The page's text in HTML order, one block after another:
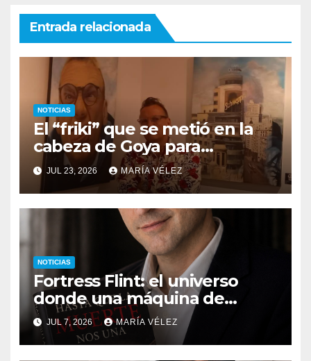
Entrada relacionada
NOTICIAS
El “friki” que se metió en la
cabeza de Goya para
descubrir qué esconden sus
monstruos
JUL 23, 2026 MARÍA VÉLEZ
NOTICIAS
Fortress Flint: el universo
donde una máquina de
escribir, un silbido o un
recuerdo pueden cambiarlo
todo
JUL 7, 2026 MARÍA VÉLEZ